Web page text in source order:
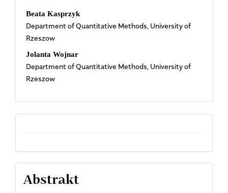
Main
Article
Content
Beata Kasprzyk
Department of Quantitative Methods, University of
Rzeszow
Jolanta Wojnar
Department of Quantitative Methods, University of
Rzeszow
Abstrakt